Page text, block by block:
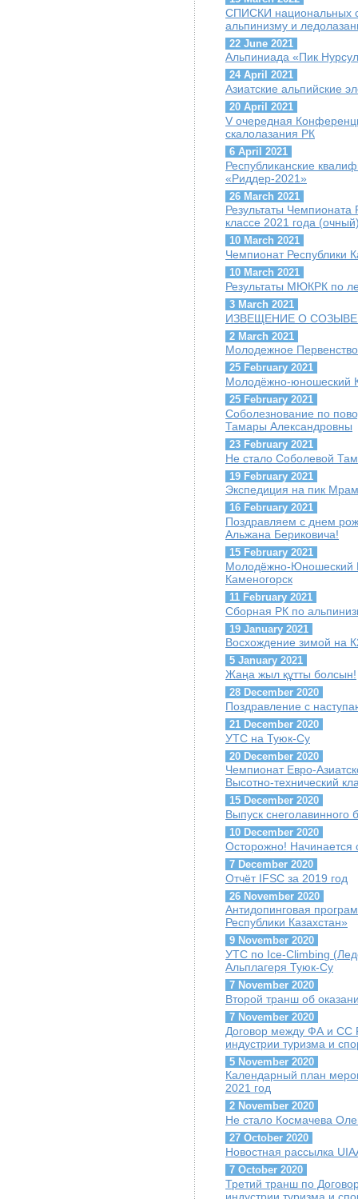
СПИСКИ национальных
альпинизму и
22 June 2021
Альпиниада «Пик
24 April 2021
Азиатские альпийские
20 April 2021
V очередная
скалолазания РК
6 April 2021
Республиканские
«Риддер-2021»
26 March 2021
Результаты Чемпионата
классе 2021 года
10 March 2021
Чемпионат Республики
10 March 2021
Результаты МЮКРК по
3 March 2021
ИЗВЕЩЕНИЕ О
2 March 2021
Молодежное
25 February 2021
Молодёжно-юношеский
25 February 2021
Соболезнование по
Тамары Александровны
23 February 2021
Не стало Соболевой
19 February 2021
Экспедиция на пик
16 February 2021
Поздравляем с днем
Альжана Бериковича!
15 February 2021
Молодёжно-Юношеский
Каменогорск
11 February 2021
Сборная РК по
19 January 2021
Восхождение зимой на
5 January 2021
Жаңа жыл құтты болсын!
28 December 2020
Поздравление с
21 December 2020
УТС на Туюк-Су
20 December 2020
Чемпионат Евро-
Высотно-технический
15 December 2020
Выпуск снеголавинного
10 December 2020
Осторожно! Начинается
7 December 2020
Отчёт IFSC за 2019 год
26 November 2020
Антидопинговая
Республики Казахстан»
9 November 2020
УТС по Ice-Climbing
Альплагеря Туюк-Су
7 November 2020
Второй транш об
7 November 2020
Договор между ФА и СС
индустрии туризма и
5 November 2020
Календарный план
2021 год
2 November 2020
Не стало Космачева
27 October 2020
Новостная рассылка
7 October 2020
Третий транш по
индустрии туризма и